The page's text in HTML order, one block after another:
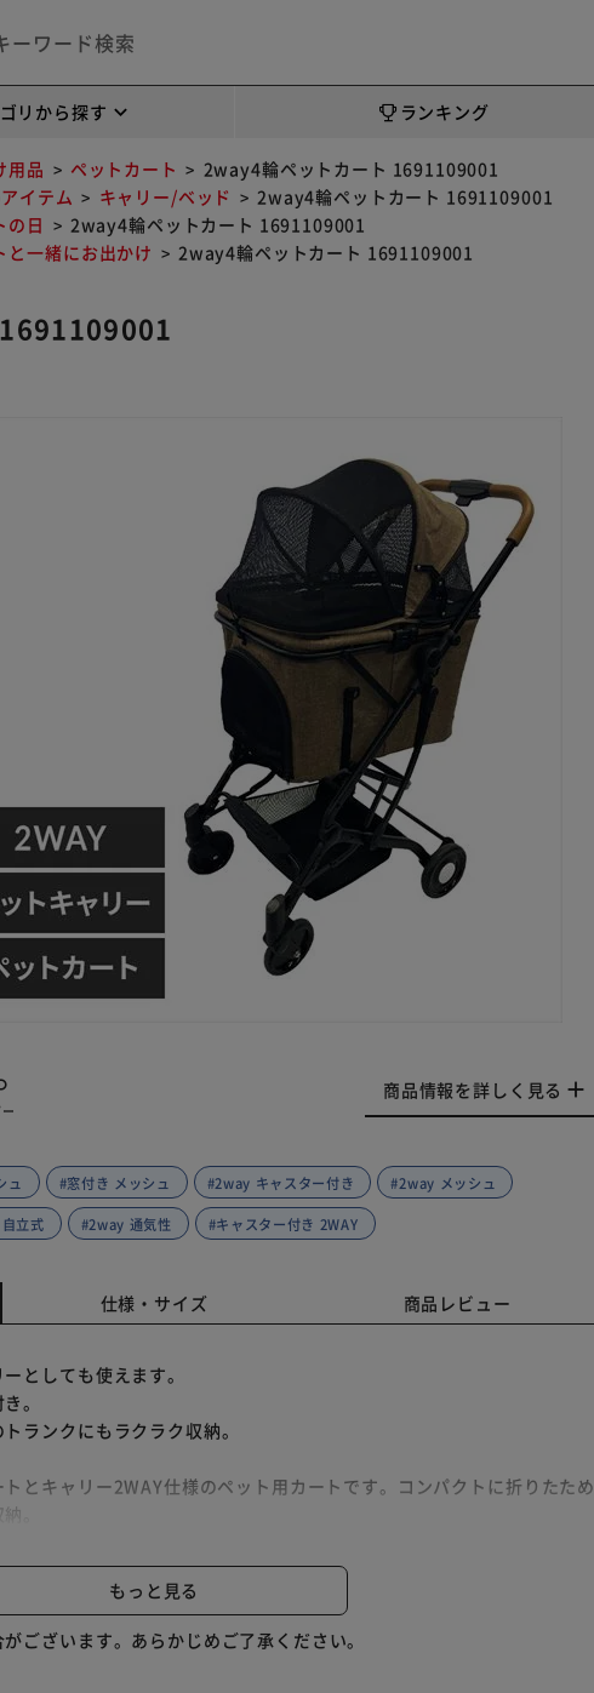
リから探す ランキング
用品 ペットカート
2way4輪ペットカート 1691109001
イテム キャリー/ベッド
2way4輪ペットカート 1691109001
の日
2way4輪ペットカート 1691109001
と一緒にお出かけ 2way4輪ペットカート 1691109001
商品情報を詳しく見る
ュ #窓付き メッシュ #2way キャスター付き #2way メッシュ
立式 #2way 通気性 #キャスター付き 2WAY
仕様・サイズ 商品レビュー
としても使えます。
。
ランクにもラクラク収納。
とキャリー2WAY仕様のペット用カートです。コンパクトに折りたため
。
らではのこだわり！
、折りたたみできます。
衝撃を吸収するサスペンション付き
もっと見る
ございます。あらかじめご了承ください。